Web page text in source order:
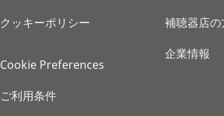
クッキーポリシー
Cookie Preferences
ご利用条件
補聴器店の
企業情報